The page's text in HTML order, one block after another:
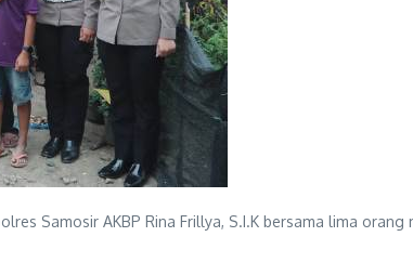
Samosir AKBP Rina Frillya, S.I.K bersama lima orang